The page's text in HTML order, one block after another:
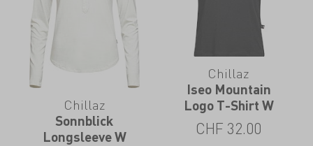
Chillaz
Sonnblick
Longsleeve W
Chillaz
Iseo Mountain
Logo T-Shirt W
CHF 32.00